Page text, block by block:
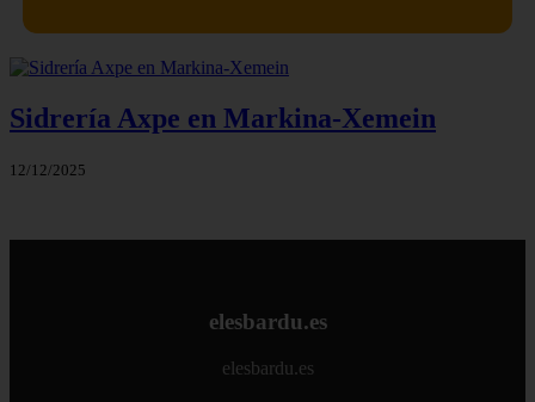
Sidrería Axpe en Markina-Xemein
12/12/2025
elesbardu.es
elesbardu.es